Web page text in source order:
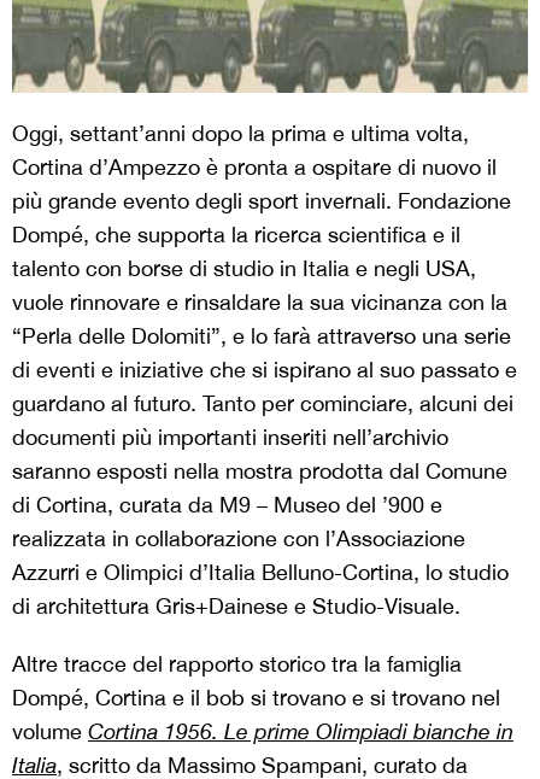
Oggi, settant’anni dopo la prima e ultima volta,
Cortina d’Ampezzo è pronta a ospitare di nuovo il
più grande evento degli sport invernali. Fondazione
Dompé, che supporta la ricerca scientifica e il
talento con borse di studio in Italia e negli USA,
vuole rinnovare e rinsaldare la sua vicinanza con la
“Perla delle Dolomiti”, e lo farà attraverso una serie
di eventi e iniziative che si ispirano al suo passato e
guardano al futuro. Tanto per cominciare, alcuni dei
documenti più importanti inseriti nell’archivio
saranno esposti nella mostra prodotta dal Comune
di Cortina, curata da M9 – Museo del ’900 e
realizzata in collaborazione con l’Associazione
Azzurri e Olimpici d’Italia Belluno-Cortina, lo studio
di architettura Gris+Dainese e Studio-Visuale.
Altre tracce del rapporto storico tra la famiglia
Dompé, Cortina e il bob si trovano e si trovano nel
volume Cortina 1956. Le prime Olimpiadi bianche in
Italia, scritto da Massimo Spampani, curato da